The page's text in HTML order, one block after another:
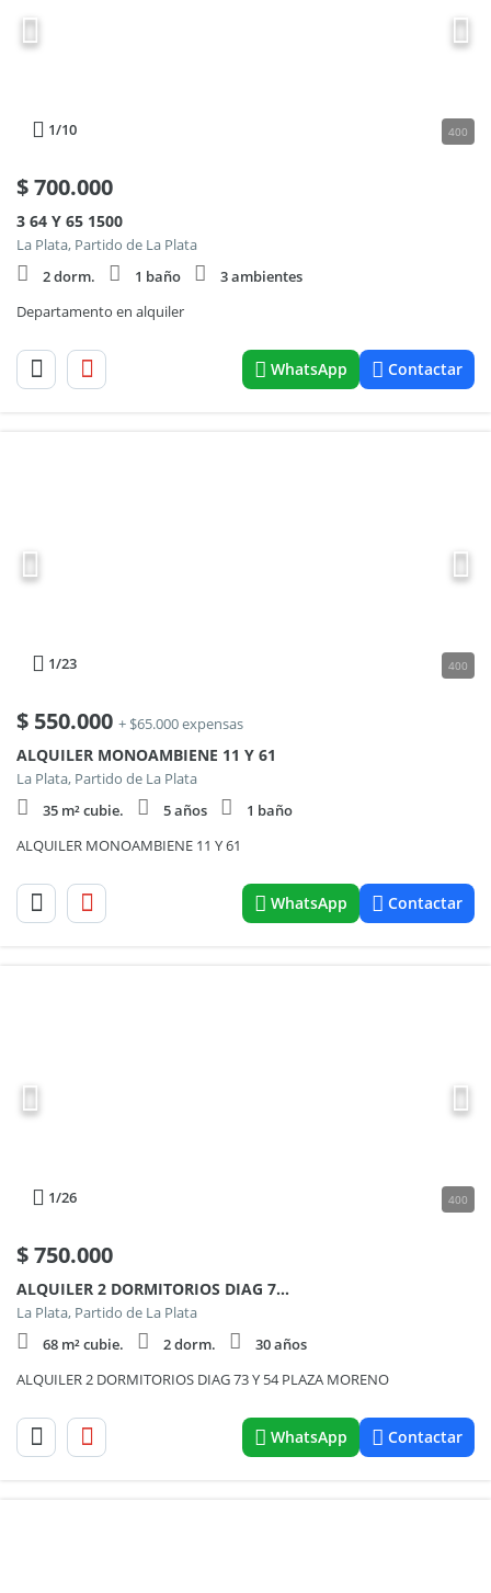
1/10 400
$700.000
3 64 Y 65 1500
La Plata, Partido de La Plata
2 dorm.
1 baño
3 ambientes
Departamento en alquiler
WhatsApp Contactar
1/23 400
$ 550.000 + $65.000 expensas
ALQUILER MONOAMBIENE 11 Y 61
La Plata, Partido de La Plata
35 m² cubie.
5 años
1 baño
ALQUILER MONOAMBIENE 11 Y 61
WhatsApp Contactar
1/26 400
$750.000
ALQUILER 2 DORMITORIOS DIAG 73 Y 54 PLAZA MORENO
La Plata, Partido de La Plata
68 m² cubie.
2 dorm.
30 años
ALQUILER 2 DORMITORIOS DIAG 73 Y 54 PLAZA MORENO
WhatsApp Contactar